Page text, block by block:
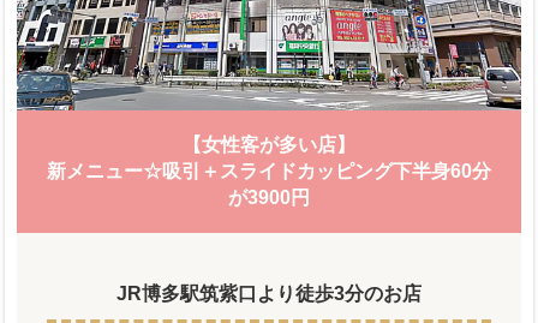
【女性客が多い店】
新メニュー☆吸引＋スライドカッピング下半身60分
が3900円
JR博多駅筑紫口より徒歩3分のお店